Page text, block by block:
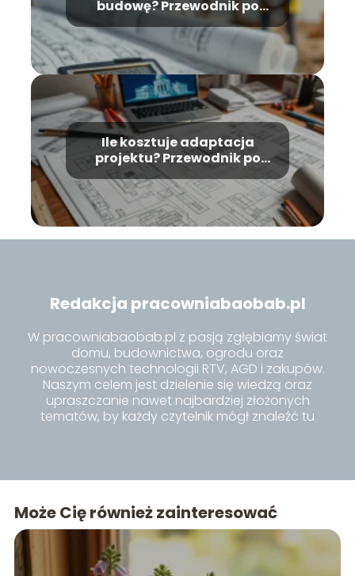
budowę? Przewodnik po
kosztach i wymaganiach
Ile kosztuje adaptacja
projektu? Przewodnik po
kosztach i formalnościach
Redakcja pracowniabaobab.pl
W pracowniabaobab.pl z pasją zgłębiamy świat
domu, budownictwa, ogrodu oraz
nowoczesnych technologii RTV, AGD i zakupów.
Naszym celem jest dzielenie się wiedzą oraz
upraszczanie nawet najbardziej złożonych
tematów, by każdy czytelnik mógł znaleźć tu
Może Cię również zainteresować